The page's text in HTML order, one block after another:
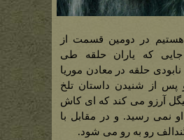
در دومین قسمت از
جایی که یاران حلقه طی
حلقه در معادن موریا
پس از شنیدن داستان تلخ
آرزو می کند که ای کاش
نمی رسید. و در مقابل با
رو به رو می شود.